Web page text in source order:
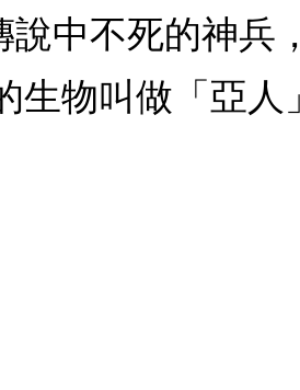
中不死的神兵
生物叫做「亞人